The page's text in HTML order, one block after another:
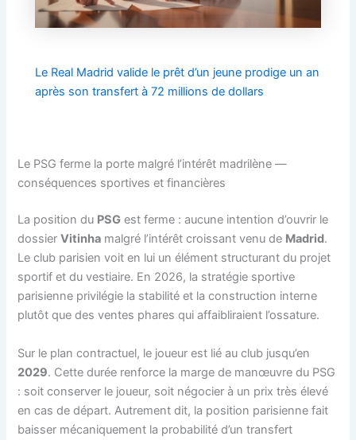
Le Real Madrid valide le prêt d’un jeune prodige un an
après son transfert à 72 millions de dollars
Le PSG ferme la porte malgré l’intérêt madrilène —
conséquences sportives et financières
La position du PSG est ferme : aucune intention d’ouvrir le
dossierVitinha malgré l’intérêt croissant venu de Madrid.
Le club parisien voit en lui un élément structurant du projet
sportif et du vestiaire. En 2026, la stratégie sportive
parisienne privilégie la stabilité et la construction interne
plutôt que des ventes phares qui affaibliraient l’ossature.
Sur le plan contractuel, le joueur est lié au club jusqu’en
2029. Cette durée renforce la marge de manœuvre du PSG
: soit conserver le joueur, soit négocier à un prix très élevé
en cas de départ. Autrement dit, la position parisienne fait
baisser mécaniquement la probabilité d’un transfert